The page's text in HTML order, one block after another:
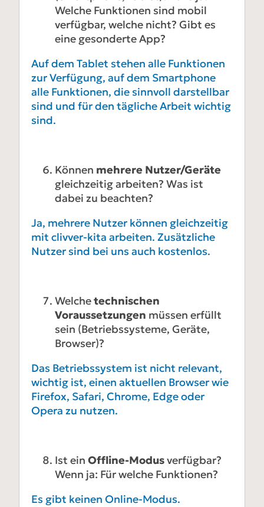
Welche Funktionen sind mobil
verfügbar, welche nicht? Gibt es
eine gesonderte App?
Auf dem Tablet stehen alle Funktionen
zur Verfügung, auf dem Smartphone
alle Funktionen, die sinnvoll darstellbar
sind und für den tägliche Arbeit wichtig
sind.
Können mehrere Nutzer/Geräte
gleichzeitig arbeiten? Was ist
dabei zu beachten?
Ja, mehrere Nutzer können gleichzeitig
mit clivver-kita arbeiten. Zusätzliche
Nutzer sind bei uns auch kostenlos.
Welchetechnischen
Voraussetzungen müssen erfüllt
sein (Betriebssysteme, Geräte,
Browser)?
Das Betriebssystem ist nicht relevant,
wichtig ist, einen aktuellen Browser wie
Firefox, Safari, Chrome, Edge oder
Opera zu nutzen.
Ist ein Offline-Modusverfügbar?
Wenn ja: Für welche Funktionen?
Es gibt keinen Online-Modus.